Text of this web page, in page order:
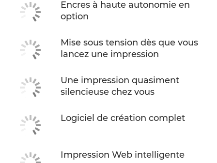
Encres à haute autonomie en
option
Mise sous tension dès que vous
lancez une impression
Une impression quasiment
silencieuse chez vous
Logiciel de création complet
Impression Web intelligente